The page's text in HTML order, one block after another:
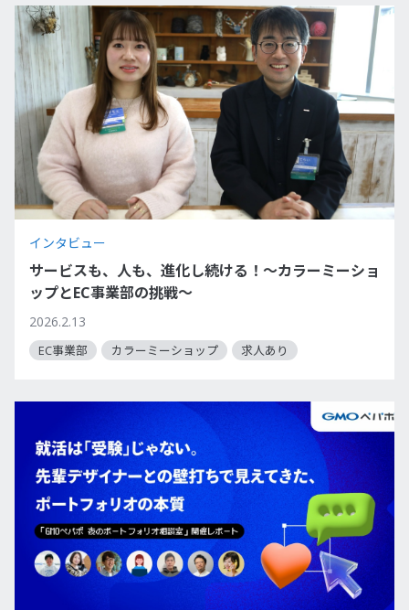
インタビュー
サービスも、人も、進化し続ける！～カラーミーショ
ップとEC事業部の挑戦～
2026.2.13
EC事業部 カラーミーショップ 求人あり